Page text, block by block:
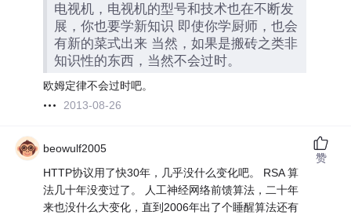
电视机，电视机的型号和技术也在不断发
展，你也要学新知识 即使你学厨师，也会
有新的菜式出来 当然，如果是搬砖之类非
知识性的东西，当然不会过时。
欧姆定律不会过时吧。
2013-08-26
beowulf2005
HTTP协议用了快30年，几乎没什么变化吧。 RSA 算
法几十年没变过了。 人工神经网络前馈算法，二十年
来也没什么大变化，直到2006年出了个睡醒算法还有
赞